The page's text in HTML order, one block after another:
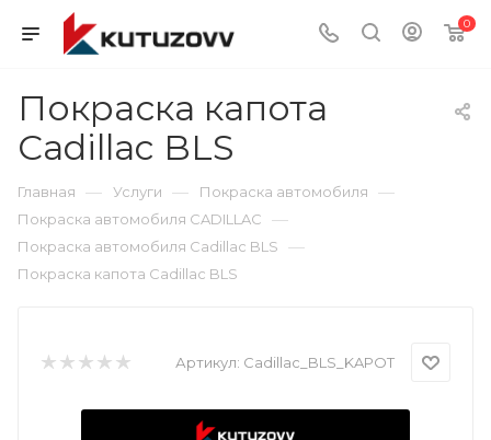
0
Покраска капота
Cadillac BLS
Главная — Услуги — Покраска автомобиля —
Покраска автомобиля CADILLAC —
Покраска автомобиля Cadillac BLS —
Покраска капота Cadillac BLS
Артикул: Cadillac_BLS_KAPOT